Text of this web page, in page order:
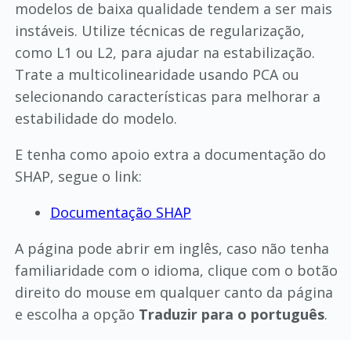
modelos de baixa qualidade tendem a ser mais
instáveis. Utilize técnicas de regularização,
como L1 ou L2, para ajudar na estabilização.
Trate a multicolinearidade usando PCA ou
selecionando características para melhorar a
estabilidade do modelo.
E tenha como apoio extra a documentação do
SHAP, segue o link:
Documentação SHAP
A página pode abrir em inglês, caso não tenha
familiaridade com o idioma, clique com o botão
direito do mouse em qualquer canto da página
e escolha a opção Traduzir para o português.